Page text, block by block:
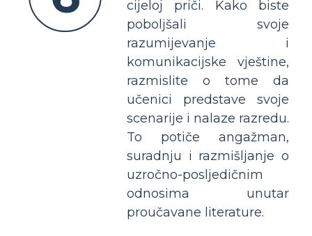
cijeloj priči. Kako biste
poboljšali svoje
razumijevanje i
komunikacijske vještine,
razmislite o tome da
učenici predstave svoje
scenarije i nalaze razredu.
To potiče angažman,
suradnju i razmišljanje o
uzročno-posljedičnim
odnosima unutar
proučavane literature.